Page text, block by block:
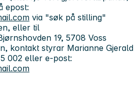
epost:
via "søk på stilling"
eller til
19, 5708 Voss
kontakt styrar Marianne Gjerald
002 eller e-post: